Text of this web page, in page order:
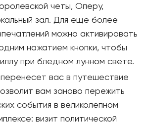
четы, Оперу,
зал. Для еще более
можно активировать
нажатием кнопки, чтобы
при бледном лунном свете.
перенесет вас в путешествие
вам заново пережить
события в великолепном
визит политической